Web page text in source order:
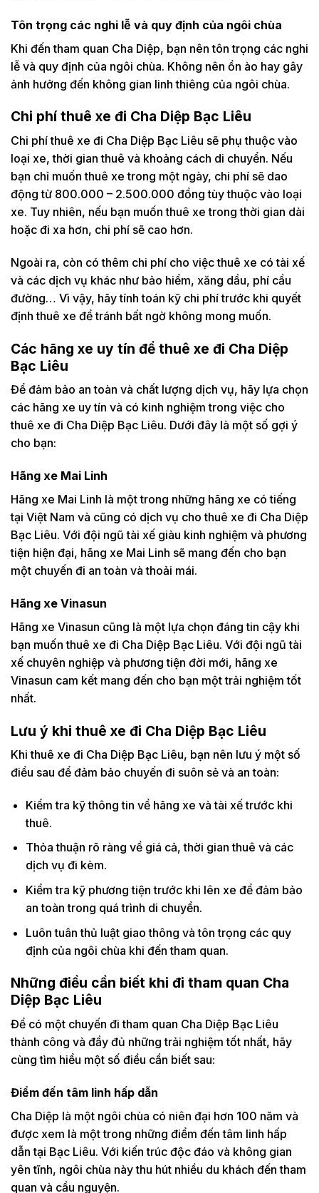
Tôn trọng các nghi lễ và quy định của ngôi chùa
Khi đến tham quan Cha Diệp, bạn nên tôn trọng các nghi
lễ và quy định của ngôi chùa. Không nên ồn ào hay gây
ảnh hưởng đến không gian linh thiêng của ngôi chùa.
Chi phí thuê xe đi Cha Diệp Bạc Liêu
Chi phí thuê xe đi Cha Diệp Bạc Liêu sẽ phụ thuộc vào
loại xe, thời gian thuê và khoảng cách di chuyển. Nếu
bạn chỉ muốn thuê xe trong một ngày, chi phí sẽ dao
động từ 800.000 – 2.500.000 đồng tùy thuộc vào loại
xe. Tuy nhiên, nếu bạn muốn thuê xe trong thời gian dài
hoặc đi xa hơn, chi phí sẽ cao hơn.
Ngoài ra, còn có thêm chi phí cho việc thuê xe có tài xế
và các dịch vụ khác như bảo hiểm, xăng dầu, phí cầu
đường… Vì vậy, hãy tính toán kỹ chi phí trước khi quyết
định thuê xe để tránh bất ngờ không mong muốn.
Các hãng xe uy tín để thuê xe đi Cha Diệp
Bạc Liêu
Để đảm bảo an toàn và chất lượng dịch vụ, hãy lựa chọn
các hãng xe uy tín và có kinh nghiệm trong việc cho
thuê xe đi Cha Diệp Bạc Liêu. Dưới đây là một số gợi ý
cho bạn:
Hãng xe Mai Linh
Hãng xe Mai Linh là một trong những hãng xe có tiếng
tại Việt Nam và cũng có dịch vụ cho thuê xe đi Cha Diệp
Bạc Liêu. Với đội ngũ tài xế giàu kinh nghiệm và phương
tiện hiện đại, hãng xe Mai Linh sẽ mang đến cho bạn
một chuyến đi an toàn và thoải mái.
Hãng xe Vinasun
Hãng xe Vinasun cũng là một lựa chọn đáng tin cậy khi
bạn muốn thuê xe đi Cha Diệp Bạc Liêu. Với đội ngũ tài
xế chuyên nghiệp và phương tiện đời mới, hãng xe
Vinasun cam kết mang đến cho bạn một trải nghiệm tốt
nhất.
Lưu ý khi thuê xe đi Cha Diệp Bạc Liêu
Khi thuê xe đi Cha Diệp Bạc Liêu, bạn nên lưu ý một số
điều sau để đảm bảo chuyến đi suôn sẻ và an toàn:
Kiểm tra kỹ thông tin về hãng xe và tài xế trước khi
thuê.
Thỏa thuận rõ ràng về giá cả, thời gian thuê và các
dịch vụ đi kèm.
Kiểm tra kỹ phương tiện trước khi lên xe để đảm bảo
an toàn trong quá trình di chuyển.
Luôn tuân thủ luật giao thông và tôn trọng các quy
định của ngôi chùa khi đến tham quan.
Những điều cần biết khi đi tham quan Cha
Diệp Bạc Liêu
Để có một chuyến đi tham quan Cha Diệp Bạc Liêu
thành công và đầy đủ những trải nghiệm tốt nhất, hãy
cùng tìm hiểu một số điều cần biết sau:
Điểm đến tâm linh hấp dẫn
Cha Diệp là một ngôi chùa có niên đại hơn 100 năm và
được xem là một trong những điểm đến tâm linh hấp
dẫn tại Bạc Liêu. Với kiến trúc độc đáo và không gian
yên tĩnh, ngôi chùa này thu hút nhiều du khách đến tham
quan và cầu nguyện.